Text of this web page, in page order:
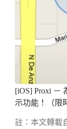
[iOS] Proxi －
示功能！（限
註：本文轉載